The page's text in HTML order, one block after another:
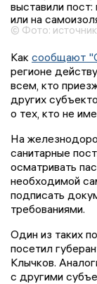
© Фото: источник
Как сообщают
регионе
всем, кто
других
о тех, кто не
На
санитарные
осматривать
необходимой
подписать
требованиями.
Один из таких
посетил
Клычков.
с другими